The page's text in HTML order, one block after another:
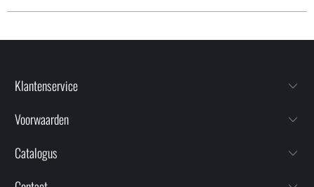
Klantenservice
Voorwaarden
Catalogus